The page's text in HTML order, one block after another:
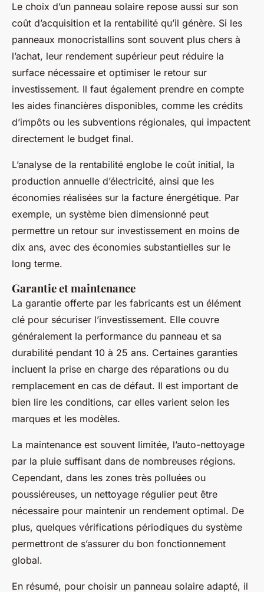
Le choix d’un panneau solaire repose aussi sur son
coût d’acquisition et la rentabilité qu’il génère. Si les
panneaux monocristallins sont souvent plus chers à
l’achat, leur rendement supérieur peut réduire la
surface nécessaire et optimiser le retour sur
investissement. Il faut également prendre en compte
les aides financières disponibles, comme les crédits
d’impôts ou les subventions régionales, qui impactent
directement le budget final.
L’analyse de la rentabilité englobe le coût initial, la
production annuelle d’électricité, ainsi que les
économies réalisées sur la facture énergétique. Par
exemple, un système bien dimensionné peut
permettre un retour sur investissement en moins de
dix ans, avec des économies substantielles sur le
long terme.
Garantie et maintenance
La garantie offerte par les fabricants est un élément
clé pour sécuriser l’investissement. Elle couvre
généralement la performance du panneau et sa
durabilité pendant 10 à 25 ans. Certaines garanties
incluent la prise en charge des réparations ou du
remplacement en cas de défaut. Il est important de
bien lire les conditions, car elles varient selon les
marques et les modèles.
La maintenance est souvent limitée, l’auto-nettoyage
par la pluie suffisant dans de nombreuses régions.
Cependant, dans les zones très polluées ou
poussiéreuses, un nettoyage régulier peut être
nécessaire pour maintenir un rendement optimal. De
plus, quelques vérifications périodiques du système
permettront de s’assurer du bon fonctionnement
global.
En résumé, pour choisir un panneau solaire adapté, il